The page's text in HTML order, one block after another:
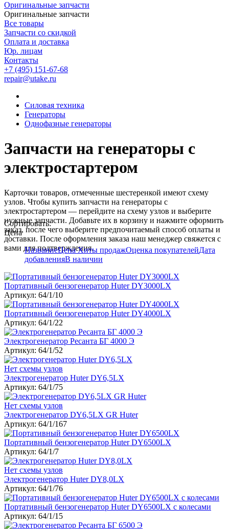
Оригинальные запчасти
Оригинальные запчасти
Все товары
Запчасти со скидкой
Оплата и доставка
Юр. лицам
Контакты
+7 (495) 151-67-68
repair@utake.ru
Силовая техника
Генераторы
Однофазные генераторы
Запчасти на генераторы с
электростартером
Карточки товаров, отмеченные шестеренкой имеют схему
узлов. Чтобы купить запчасти на генераторы с
электростартером — перейдите на схему узлов и выберите
нужные запчасти. Добавьте их в корзину и нажмите оформить
заказ, после чего выберите предпочитаемый способ оплаты и
доставки. После оформления заказа наш менеджер свяжется с
вами для подтверждения.
Сортировать:
Цена
НазваниеЦенаХиты продажОценка покупателейДата
добавленияВ наличии
Портативный бензогенератор Huter DY3000LX
Артикул: 64/1/10
Портативный бензогенератор Huter DY4000LX
Артикул: 64/1/22
Электрогенератор Ресанта БГ 4000 Э
Артикул: 64/1/52
Нет схемы узлов
Электрогенератор Huter DY6,5LX
Артикул: 64/1/75
Нет схемы узлов
Электрогенератор DY6,5LX GR Huter
Артикул: 64/1/167
Портативный бензогенератор Huter DY6500LX
Артикул: 64/1/7
Нет схемы узлов
Электрогенератор Huter DY8,0LX
Артикул: 64/1/76
Портативный бензогенератор Huter DY6500LX с колесами
Артикул: 64/1/15